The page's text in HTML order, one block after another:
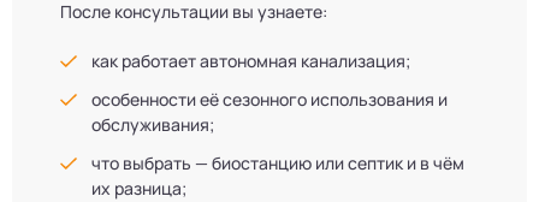
После консультации вы узнаете:
как работает автономная канализация;
особенности её сезонного использования и
обслуживания;
что выбрать — биостанцию или септик и в чём
их разница;